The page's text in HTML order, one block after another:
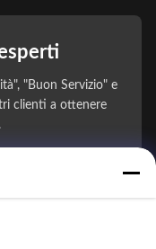
"Buon Servizio" e
clienti a ottenere